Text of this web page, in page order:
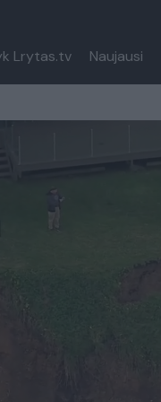
Lrytas.tv Naujausi